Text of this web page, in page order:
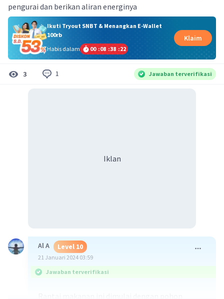
pengurai dan berikan aliran energinya
Ikuti Tryout SNBT & Menangkan E-Wallet
100rb
Habis dalam
00 :08 :38 :22
Klaim
3 1 Jawaban terverifikasi
Iklan
Al A Level 10
21 Januari 2024 03:59
Jawaban terverifikasi